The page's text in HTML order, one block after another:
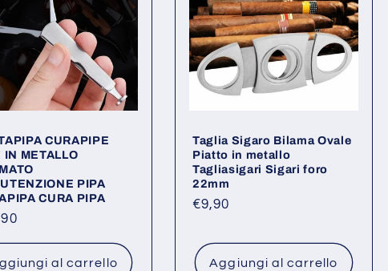
CURAPIPE
IN METALLO
PIPA
CURA PIPA
al carrello
Taglia Sigaro Bilama Ovale
Piatto in metallo
Tagliasigari Sigari foro
22mm
Prezzo
listino
€9,90
Aggiungi al carrello